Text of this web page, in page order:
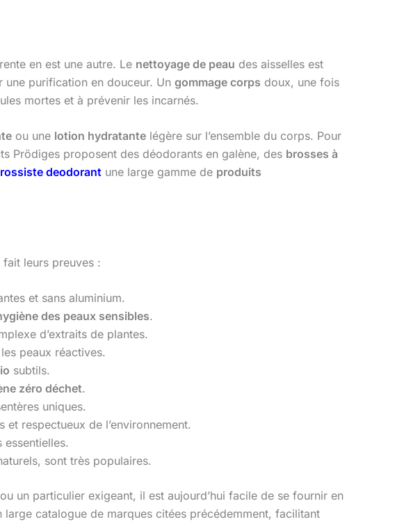
en est une autre. Le nettoyage de peau des aisselles est
une purification en douceur. Un gommage corps doux, une fois
mortes et à prévenir les incarnés.
ou une lotion hydratante légère sur l’ensemble du corps. Pour
Prödiges proposent des déodorants en galène, des brosses à
deodorant une large gamme de produits
leurs preuves :
et sans aluminium.
des peaux sensibles.
d’extraits de plantes.
peaux réactives.
subtils.
zéro déchet.
uniques.
et respectueux de l’environnement.
essentielles.
sont très populaires.
un particulier exigeant, il est aujourd’hui facile de se fournir en
large catalogue de marques citées précédemment, facilitant